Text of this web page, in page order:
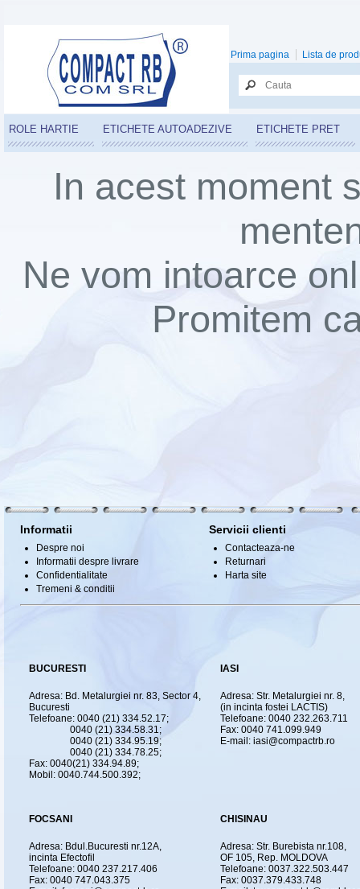
Prima pagina Lista de
ROLE HARTIE ETICHETE AUTOADEZIVE ETICHETE PRET
In acest moment
Ne vom intoarce
Promitem
Informatii
Despre noi
Informatii despre livrare
Confidentialitate
Tremeni & conditii
Servicii clienti
Contacteaza-ne
Returnari
Harta site
BUCURESTI
Adresa: Bd. Metalurgiei nr. 83, Sector 4,
Bucuresti
Telefoane: 0040 (21) 334.52.17;
0040 (21) 334.58.31;
0040 (21) 334.95.19;
0040 (21) 334.78.25;
Fax: 0040(21) 334.94.89;
Mobil: 0040.744.500.392;
IASI
Adresa: Str. Metalurgiei nr. 8,
(in incinta fostei LACTIS)
Telefoane: 0040 232.263.711
Fax: 0040 741.099.949
E-mail: iasi@compactrb.ro
FOCSANI
Adresa: Bdul.Bucuresti nr.12A,
incinta Efectofil
Telefoane: 0040 237.217.406
Fax: 0040 747.043.375
CHISINAU
Adresa: Str. Burebista nr.108,
OF 105, Rep. MOLDOVA
Telefoane: 0037.322.503.447
Fax: 0037.379.433.748